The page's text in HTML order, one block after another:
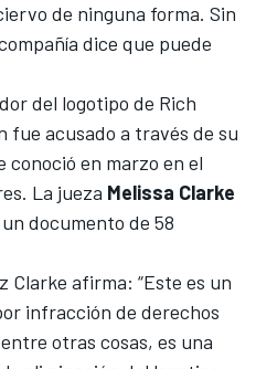
de ninguna forma. Sin
dice que puede
del logotipo de Rich
fue acusado a través de su
conoció en marzo en el
La jueza Melissa Clarke
documento de 58
Clarke afirma: “Este es un
infracción de derechos
otras cosas, es una